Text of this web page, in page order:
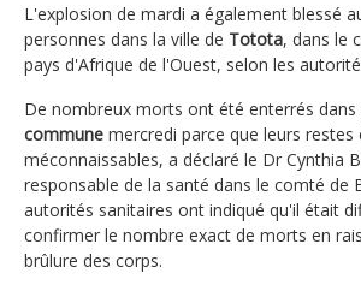
L'explosion de mardi a également blessé
personnes dans la ville de Totota, dans le
pays d'Afrique de l'Ouest, selon les
De nombreux morts ont été enterrés dans
commune mercredi parce que leurs restes
méconnaissables, a déclaré le Dr Cynthia
responsable de la santé dans le comté de
autorités sanitaires ont indiqué qu'il était
confirmer le nombre exact de morts en
brûlure des corps.